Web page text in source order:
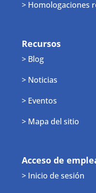
> Homologaciones
Recursos
> Blog
> Noticias
> Eventos
> Mapa del sitio
Acceso de
> Inicio de sesión